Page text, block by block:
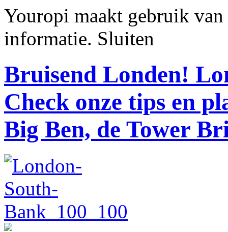
Youropi maakt gebruik
informatie. Sluiten
Bruisend Londen!
Check onze tips en
Big Ben, de Tower